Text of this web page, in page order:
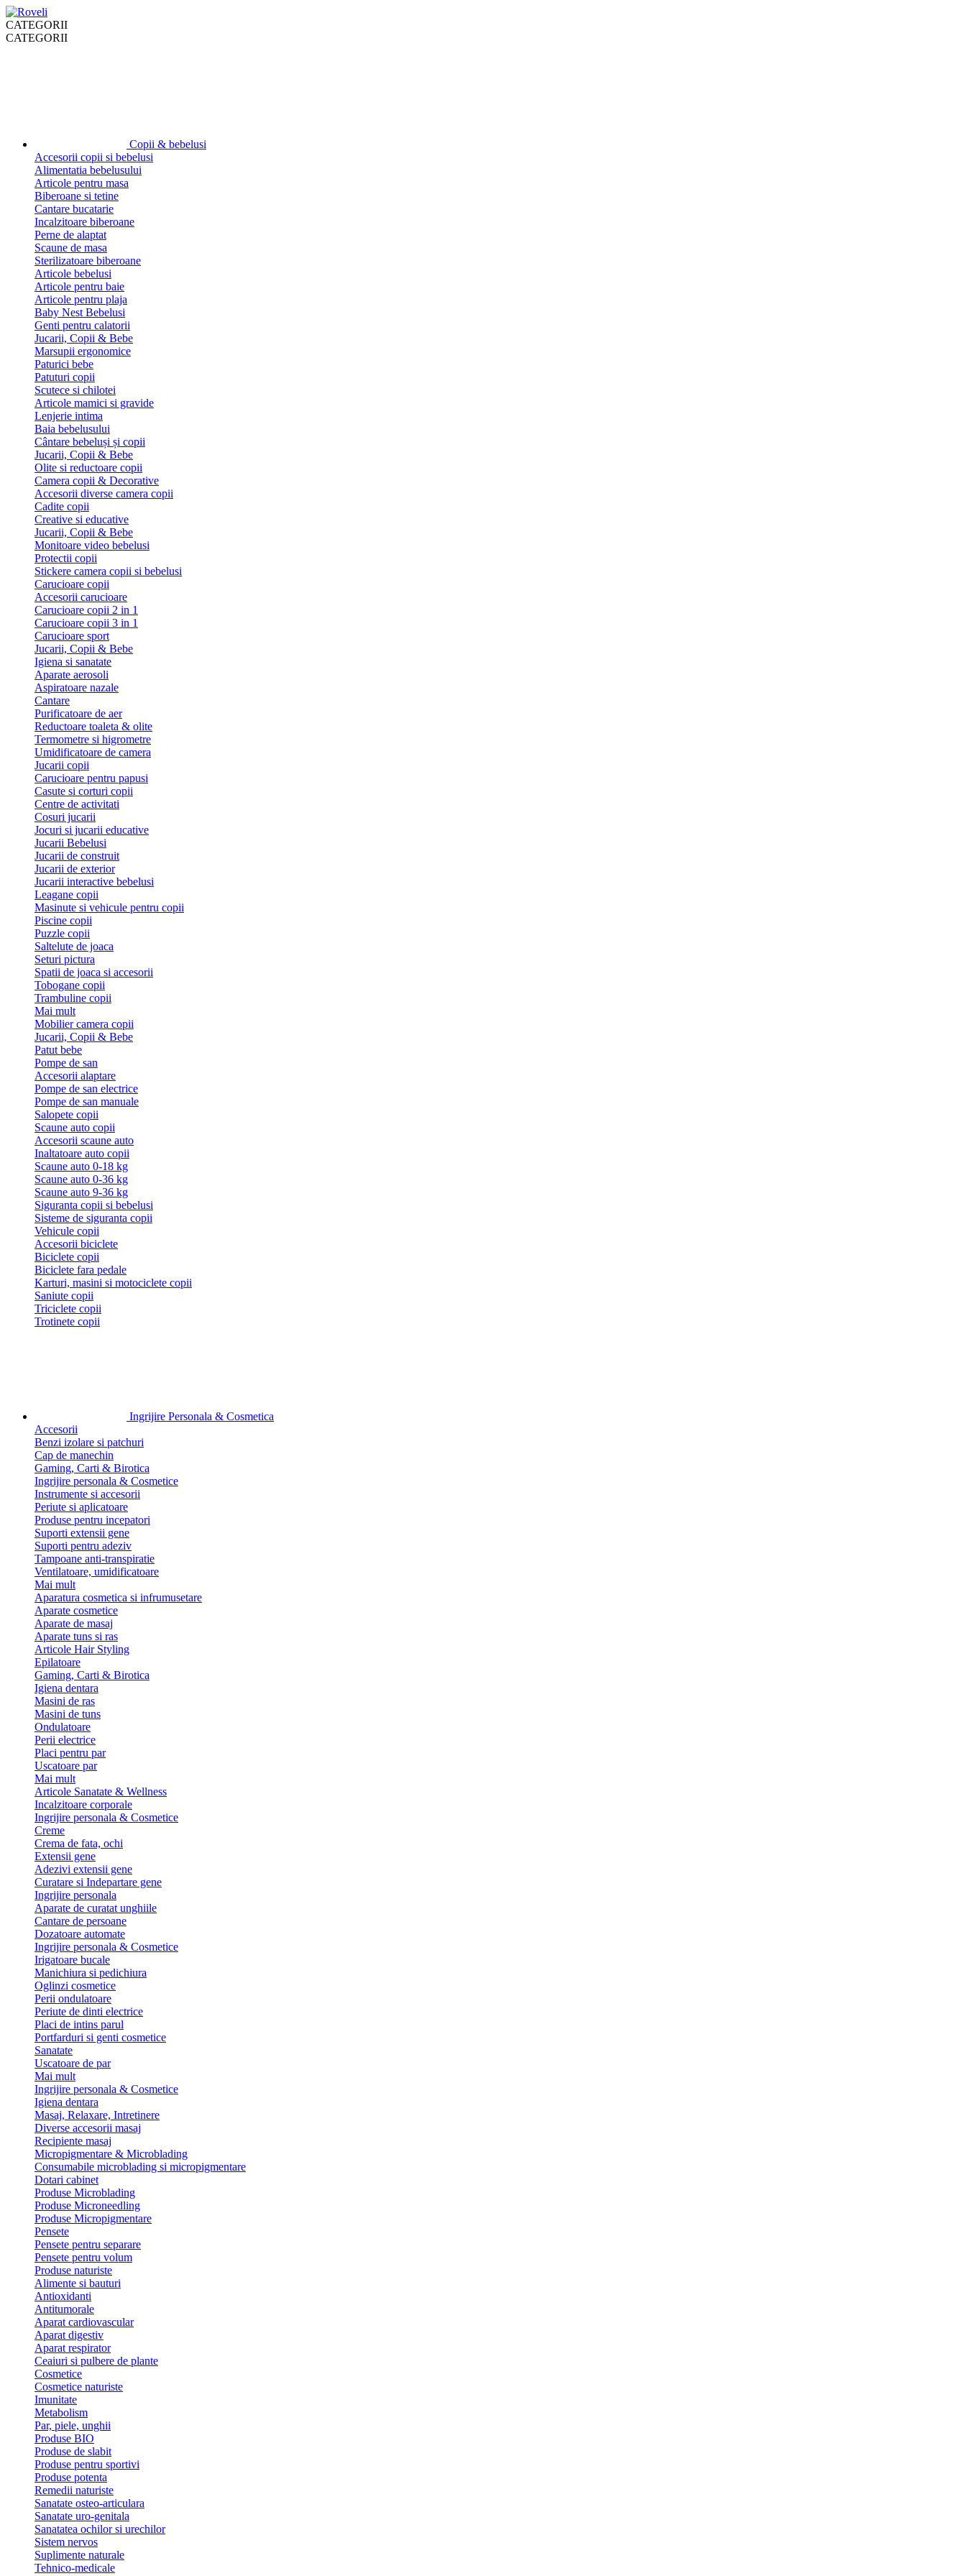
CATEGORII
CATEGORII
Copii & bebelusi
Accesorii copii si bebelusi
Alimentatia bebelusului
Articole pentru masa
Biberoane si tetine
Cantare bucatarie
Incalzitoare biberoane
Perne de alaptat
Scaune de masa
Sterilizatoare biberoane
Articole bebelusi
Articole pentru baie
Articole pentru plaja
Baby Nest Bebelusi
Genti pentru calatorii
Jucarii, Copii & Bebe
Marsupii ergonomice
Paturici bebe
Patuturi copii
Scutece si chilotei
Articole mamici si gravide
Lenjerie intima
Baia bebelusului
Cântare bebeluși și copii
Jucarii, Copii & Bebe
Olite si reductoare copii
Camera copii & Decorative
Accesorii diverse camera copii
Cadite copii
Creative si educative
Jucarii, Copii & Bebe
Monitoare video bebelusi
Protectii copii
Stickere camera copii si bebelusi
Carucioare copii
Accesorii carucioare
Carucioare copii 2 in 1
Carucioare copii 3 in 1
Carucioare sport
Jucarii, Copii & Bebe
Igiena si sanatate
Aparate aerosoli
Aspiratoare nazale
Cantare
Purificatoare de aer
Reductoare toaleta & olite
Termometre si higrometre
Umidificatoare de camera
Jucarii copii
Carucioare pentru papusi
Casute si corturi copii
Centre de activitati
Cosuri jucarii
Jocuri si jucarii educative
Jucarii Bebelusi
Jucarii de construit
Jucarii de exterior
Jucarii interactive bebelusi
Leagane copii
Masinute si vehicule pentru copii
Piscine copii
Puzzle copii
Saltelute de joaca
Seturi pictura
Spatii de joaca si accesorii
Tobogane copii
Trambuline copii
Mai mult
Mobilier camera copii
Jucarii, Copii & Bebe
Patut bebe
Pompe de san
Accesorii alaptare
Pompe de san electrice
Pompe de san manuale
Salopete copii
Scaune auto copii
Accesorii scaune auto
Inaltatoare auto copii
Scaune auto 0-18 kg
Scaune auto 0-36 kg
Scaune auto 9-36 kg
Siguranta copii si bebelusi
Sisteme de siguranta copii
Vehicule copii
Accesorii biciclete
Biciclete copii
Biciclete fara pedale
Karturi, masini si motociclete copii
Saniute copii
Triciclete copii
Trotinete copii
Ingrijire Personala & Cosmetica
Accesorii
Benzi izolare si patchuri
Cap de manechin
Gaming, Carti & Birotica
Ingrijire personala & Cosmetice
Instrumente si accesorii
Periute si aplicatoare
Produse pentru incepatori
Suporti extensii gene
Suporti pentru adeziv
Tampoane anti-transpiratie
Ventilatoare, umidificatoare
Mai mult
Aparatura cosmetica si infrumusetare
Aparate cosmetice
Aparate de masaj
Aparate tuns si ras
Articole Hair Styling
Epilatoare
Gaming, Carti & Birotica
Igiena dentara
Masini de ras
Masini de tuns
Ondulatoare
Perii electrice
Placi pentru par
Uscatoare par
Mai mult
Articole Sanatate & Wellness
Incalzitoare corporale
Ingrijire personala & Cosmetice
Creme
Crema de fata, ochi
Extensii gene
Adezivi extensii gene
Curatare si Indepartare gene
Ingrijire personala
Aparate de curatat unghiile
Cantare de persoane
Dozatoare automate
Ingrijire personala & Cosmetice
Irigatoare bucale
Manichiura si pedichiura
Oglinzi cosmetice
Perii ondulatoare
Periute de dinti electrice
Placi de intins parul
Portfarduri si genti cosmetice
Sanatate
Uscatoare de par
Mai mult
Ingrijire personala & Cosmetice
Igiena dentara
Masaj, Relaxare, Intretinere
Diverse accesorii masaj
Recipiente masaj
Micropigmentare & Microblading
Consumabile microblading si micropigmentare
Dotari cabinet
Produse Microblading
Produse Microneedling
Produse Micropigmentare
Pensete
Pensete pentru separare
Pensete pentru volum
Produse naturiste
Alimente si bauturi
Antioxidanti
Antitumorale
Aparat cardiovascular
Aparat digestiv
Aparat respirator
Ceaiuri si pulbere de plante
Cosmetice
Cosmetice naturiste
Imunitate
Metabolism
Par, piele, unghii
Produse BIO
Produse de slabit
Produse pentru sportivi
Produse potenta
Remedii naturiste
Sanatate osteo-articulara
Sanatate uro-genitala
Sanatatea ochilor si urechilor
Sistem nervos
Suplimente naturale
Tehnico-medicale